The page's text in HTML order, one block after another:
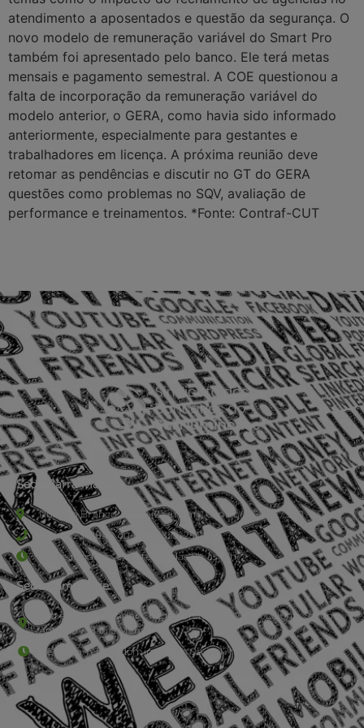
atendimento a aposentados e questão da segurança. O
novo modelo de remuneração variável do Smart Pro
também foi apresentado pelo banco. Ele terá metas
mensais e pagamento semestral. A COE questionou a
falta de incorporação da remuneração variável do
modelo anterior, o GERA, como havia sido informado
anteriormente, especialmente para gestantes e
trabalhadores em licença. A próxima reunião deve
retomar as pendências e discutir no GT do GERA
questões como problemas no SQV, avaliação de
performance e treinamentos. *Fonte: Contraf-CUT
Sede Barra Mansa
Rua Rio Branco, nº107 (2º andar), Centro - Cep: 27.330-030
(24) 3323-2848 ou (24) 3323-2500
De segunda à sexta-feira , das 9h às 17h.
Sede Campestre:
Estrada Governador Chagas Freitas – 3.780 – Colônia Santo
Antônio – Barra Mansa
De terça-feira a domingo, das 9h às 17h